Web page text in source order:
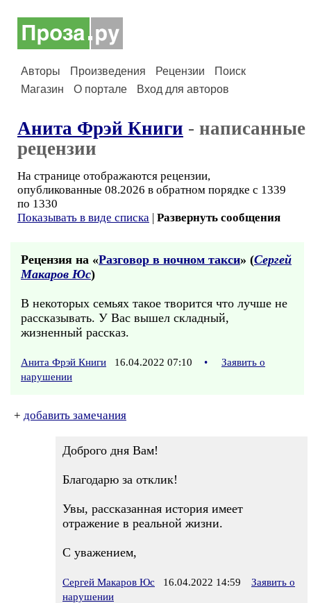
Авторы Произведения Рецензии
Поиск
Магазин
О портале Вход для авторов
Анита Фрэй Книги - написанные
рецензии
На странице отображаются рецензии,
опубликованные 08.2026 в обратном порядке с 1339
по 1330
Показывать в виде списка | Развернуть сообщения
Рецензия на «Разговор в ночном такси» (Сергей
Макаров Юс)
В некоторых семьях такое творится что лучше не
рассказывать. У Вас вышел складный,
жизненный рассказ.
Анита Фрэй Книги 16.04.2022 07:10 •
Заявить о
нарушении
+ добавить замечания
Доброго дня Вам!
Благодарю за отклик!
Увы, рассказанная история имеет
отражение в реальной жизни.
С уважением,
Сергей Макаров Юс 16.04.2022 14:59
Заявить о
нарушении